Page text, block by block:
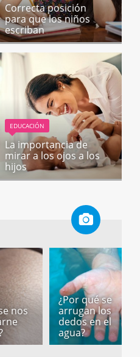
Correcta posición
para que los niños
escriban
EDUCACIÓN
La importancia de
mirar a los ojos a los
hijos
nos
¿Por qué se
arrugan los
dedos en el
agua?